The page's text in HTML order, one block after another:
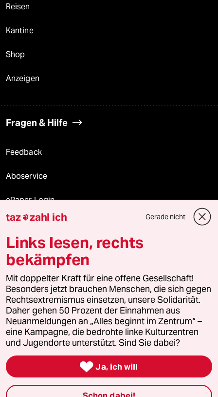
Reisen
Kantine
Shop
Anzeigen
Fragen & Hilfe
Feedback
Aboservice
ePaper Login
Downloads für Abonnierende
© 2026 taz Verlags und Vertriebs GmbH
Alle Rechte vorbehalten. Bei rechtlichen Fragen oder für Genehmigungen
wenden Sie sich bitte an
lizenzen@taz.de
Feedback Redaktionsstatut Kommune-Richtlinien
Leitlinie Informant Datenschutz Impressum AGB
Seitenwende Einwilligungen widerrufen (Ads)
taz zahl ich Gerade nicht
Links lesen, rechts
bekämpfen
Mit doppelter Kraft für eine offene Gesellschaft!
Besonders jetzt brauchen Menschen, die sich gegen
Rechtsextremismus einsetzen, unsere Solidarität.
Daher gehen 50 Prozent der Einnahmen aus
Neuanmeldungen an „Alles beginnt im Zentrum“ –
eine Kampagne, die bedrohte linke Kulturzentren
und Jugendorte unterstützt. Sind Sie dabei?
 Ja, ich will